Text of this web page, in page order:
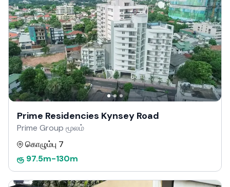
Prime Residencies Kynsey Road
Prime Group மூலம்
கொழும்பு 7
ரூ 97.5m-130m